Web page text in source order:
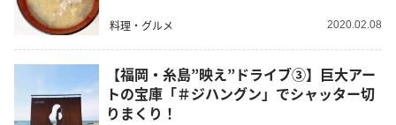
料理・グルメ 2020.02.08
【福岡・糸島”映え”ドライブ③】巨大アー
トの宝庫「＃ジハングン」でシャッター切
りまくり！